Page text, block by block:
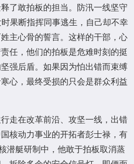
了敢拍板的担当。防汛一线坚守
果断指挥同事逃生，自己却不幸
主心骨的誓言。这样的干部，心
任，他们的拍板是危难时刻的挺
强后盾。如果因为怕出错而束缚
心，最终受损的只会是群众利益
走在改革前沿、攻坚一线，出错
核动力事业的开拓者彭士禄，有
潜艇研制中，他敢于拍板取消蒸